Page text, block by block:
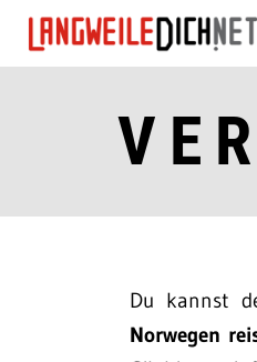
Du kannst
Norwegen